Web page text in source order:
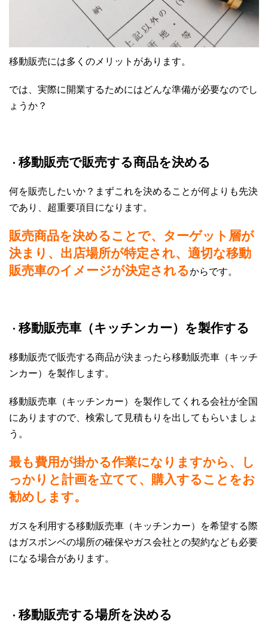
移動販売には多くのメリットがあります。
では、実際に開業するためにはどんな準備が必要なのでし
ょうか？
・ 移動販売で販売する商品を決める
何を販売したいか？まずこれを決めることが何よりも先決
であり、超重要項目になります。
販売商品を決めることで、ターゲット層が
決まり、出店場所が特定され、適切な移動
販売車のイメージが決定されるからです。
・ 移動販売車（キッチンカー）を製作する
移動販売で販売する商品が決まったら移動販売車（キッチ
ンカー）を製作します。
移動販売車（キッチンカー）を製作してくれる会社が全国
にありますので、検索して見積もりを出してもらいましょ
う。
最も費用が掛かる作業になりますから、し
っかりと計画を立てて、購入することをお
勧めします。
ガスを利用する移動販売車（キッチンカー）を希望する際
はガスボンベの場所の確保やガス会社との契約なども必要
になる場合があります。
・ 移動販売する場所を決める